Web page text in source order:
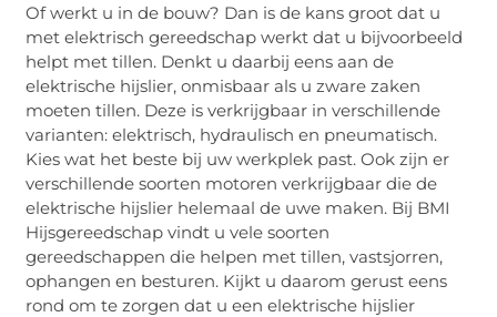
Of werkt u in de bouw? Dan is de kans groot dat u
met elektrisch gereedschap werkt dat u bijvoorbeeld
helpt met tillen. Denkt u daarbij eens aan de
elektrische hijslier, onmisbaar als u zware zaken
moeten tillen. Deze is verkrijgbaar in verschillende
varianten: elektrisch, hydraulisch en pneumatisch.
Kies wat het beste bij uw werkplek past. Ook zijn er
verschillende soorten motoren verkrijgbaar die de
elektrische hijslier helemaal de uwe maken. Bij BMI
Hijsgereedschap vindt u vele soorten
gereedschappen die helpen met tillen, vastsjorren,
ophangen en besturen. Kijkt u daarom gerust eens
rond om te zorgen dat u een elektrische hijslier